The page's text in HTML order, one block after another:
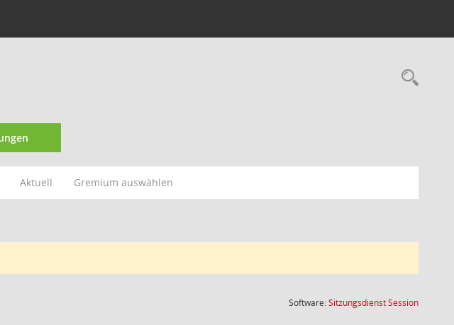
Aktuell Gremium auswählen
Software:SitzungsdienstSession(Wird in